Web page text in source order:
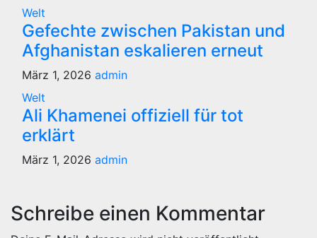
Welt
Gefechte zwischen Pakistan und
Afghanistan eskalieren erneut
März 1, 2026 admin
Welt
Ali Khamenei offiziell für tot
erklärt
März 1, 2026 admin
Schreibe einen Kommentar